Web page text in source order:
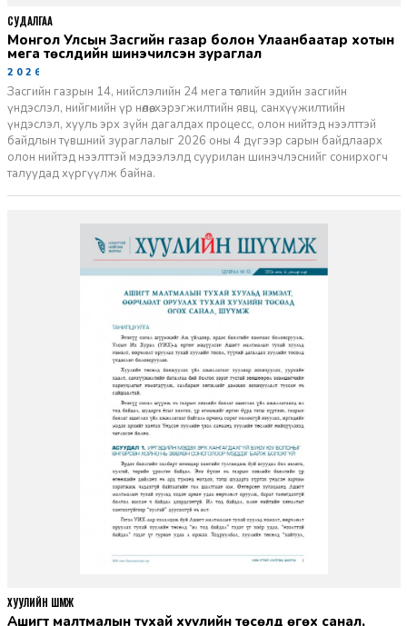
Монгол Улсын Засгийн газар болон Улаанбаатар хотын
мега төслүүдийн шинэчилсэн зураглал
2026-06-29
Засгийн газрын 14, нийслэлийн 24 мега төслийн эдийн засгийн
үндэслэл, нийгмийн үр нөлөө, хэрэгжилтийн явц, санхүүжилтийн
үндэслэл, хууль эрх зүйн дагалдах процесс, олон нийтэд нээлттэй
байдлын түвшний зураглалыг 2026 оны 4 дүгээр сарын байдлаарх
олон нийтэд нээлттэй мэдээлэлд суурилан шинэчлэснийг сонирхогч
талуудад хүргүүлж байна.
СУДАЛГАА
Ашигт малтмалын тухай хуулийн төсөлд өгөх санал,
ХУУЛИЙН ШҮҮМЖ